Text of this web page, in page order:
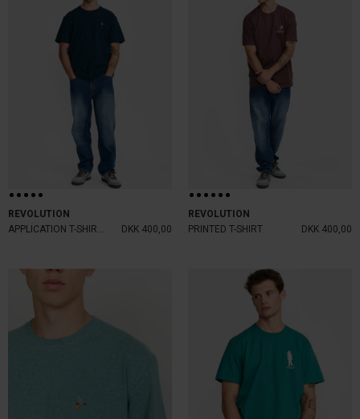
REVOLUTION
APPLICATION T-SHIRTS
DKK 400,00
REVOLUTION
PRINTED T-SHIRT
DKK 400,00